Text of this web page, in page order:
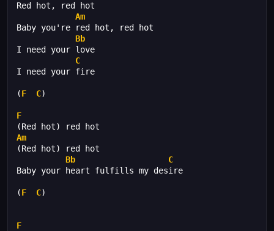
Red hot, red hot
Am
Baby you're red hot, red hot
Bb
I need your love
C
I need your fire
(F C)
F
(Red hot) red hot
Am
(Red hot) red hot
Bb
C
Baby your heart fulfills my desire
(F C)
F